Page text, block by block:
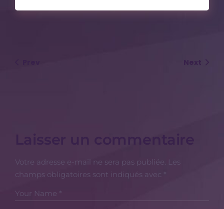
Next
Laisser un commentaire
Votre adresse e-mail ne sera pas publiée. Les
champs obligatoires sont indiqués avec *